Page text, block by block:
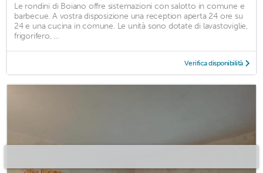
Le rondini di Boiano offre sistemazioni con salotto in comune e
barbecue. A vostra disposizione una reception aperta 24 ore su
24 e una cucina in comune. Le unità sono dotate di lavastoviglie,
frigorifero, ...
Verifica disponibilità